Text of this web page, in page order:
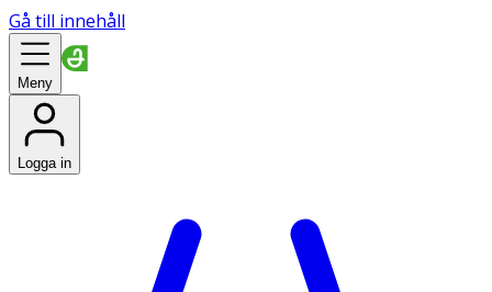
Gå till innehåll
Meny
Logga in